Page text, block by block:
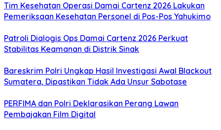
Tim Kesehatan Operasi Damai Cartenz 2026 Lakukan
Pemeriksaan Kesehatan Personel di Pos-Pos Yahukimo
Patroli Dialogis Ops Damai Cartenz 2026 Perkuat
Stabilitas Keamanan di Distrik Sinak
Bareskrim Polri Ungkap Hasil Investigasi Awal Blackout
Sumatera, Dipastikan Tidak Ada Unsur Sabotase
PERFIMA dan Polri Deklarasikan Perang Lawan
Pembajakan Film Digital